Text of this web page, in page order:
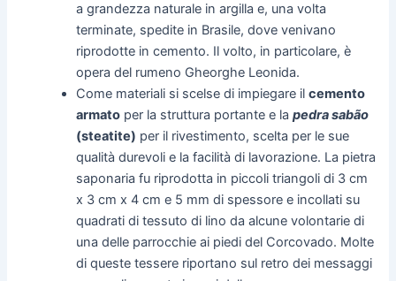
a grandezza naturale in argilla e, una volta
terminate, spedite in Brasile, dove venivano
riprodotte in cemento. Il volto, in particolare, è
opera del rumeno Gheorghe Leonida.
Come materiali si scelse di impiegare ilcemento
armato per la struttura portante e lapedra sabão
(steatite) per il rivestimento, scelta per le sue
qualità durevoli e la facilità di lavorazione. La pietra
saponaria fu riprodotta in piccoli triangoli di 3 cm
x 3 cm x 4 cm e 5 mm di spessore e incollati su
quadrati di tessuto di lino da alcune volontarie di
una delle parrocchie ai piedi del Corcovado. Molte
di queste tessere riportano sul retro dei messaggi